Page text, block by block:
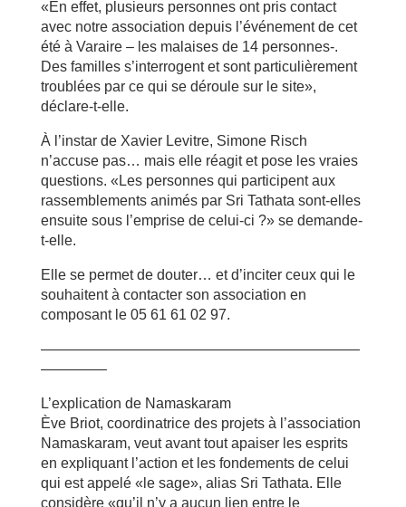
«En effet, plusieurs personnes ont pris contact
avec notre association depuis l’événement de cet
été à Varaire – les malaises de 14 personnes-.
Des familles s’interrogent et sont particulièrement
troublées par ce qui se déroule sur le site»,
déclare-t-elle.
À l’instar de Xavier Levitre, Simone Risch
n’accuse pas… mais elle réagit et pose les vraies
questions. «Les personnes qui participent aux
rassemblements animés par Sri Tathata sont-elles
ensuite sous l’emprise de celui-ci ?» se demande-
t-elle.
Elle se permet de douter… et d’inciter ceux qui le
souhaitent à contacter son association en
composant le 05 61 61 02 97.
——————————————————————
————–
L’explication de Namaskaram
Ève Briot, coordinatrice des projets à l’association
Namaskaram, veut avant tout apaiser les esprits
en expliquant l’action et les fondements de celui
qui est appelé «le sage», alias Sri Tathata. Elle
considère «qu’il n’y a aucun lien entre le